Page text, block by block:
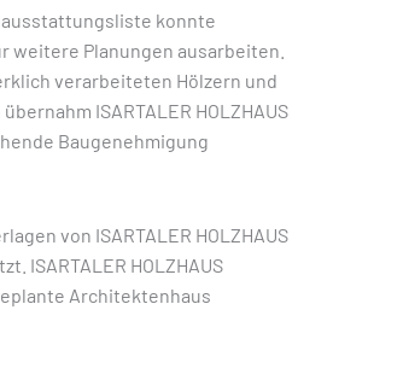
konnte
weitere Planungen ausarbeiten.
verarbeiteten Hölzern und
ISARTALER HOLZHAUS
Baugenehmigung
von ISARTALER HOLZHAUS
ISARTALER HOLZHAUS
Architektenhaus